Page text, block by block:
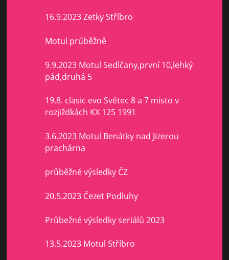
16.9.2023 Zetky Stříbro
Motul prúběžně
9.9.2023 Motul Sedlčany,první 10,lehký
pád,druhá 5
19.8. clasic evo Světec 8 a 7 misto v
rozjiždkách KX 125 1991
3.6.2023 Motul Benátky nad Jizerou
prachárna
průběžné výsledky ČZ
20.5.2023 Čezet Podluhy
Průbežné výsledky seriálů 2023
13.5.2023 Motul Stříbro